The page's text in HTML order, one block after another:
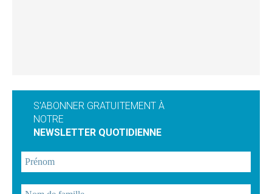
S'ABONNER GRATUITEMENT À
NOTRE
NEWSLETTER QUOTIDIENNE